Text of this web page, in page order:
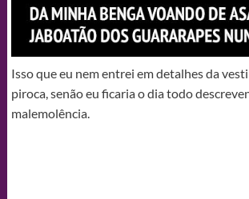
Isso que eu nem entrei em detalhes da
piroca, senão eu ficaria o dia todo
malemolência.